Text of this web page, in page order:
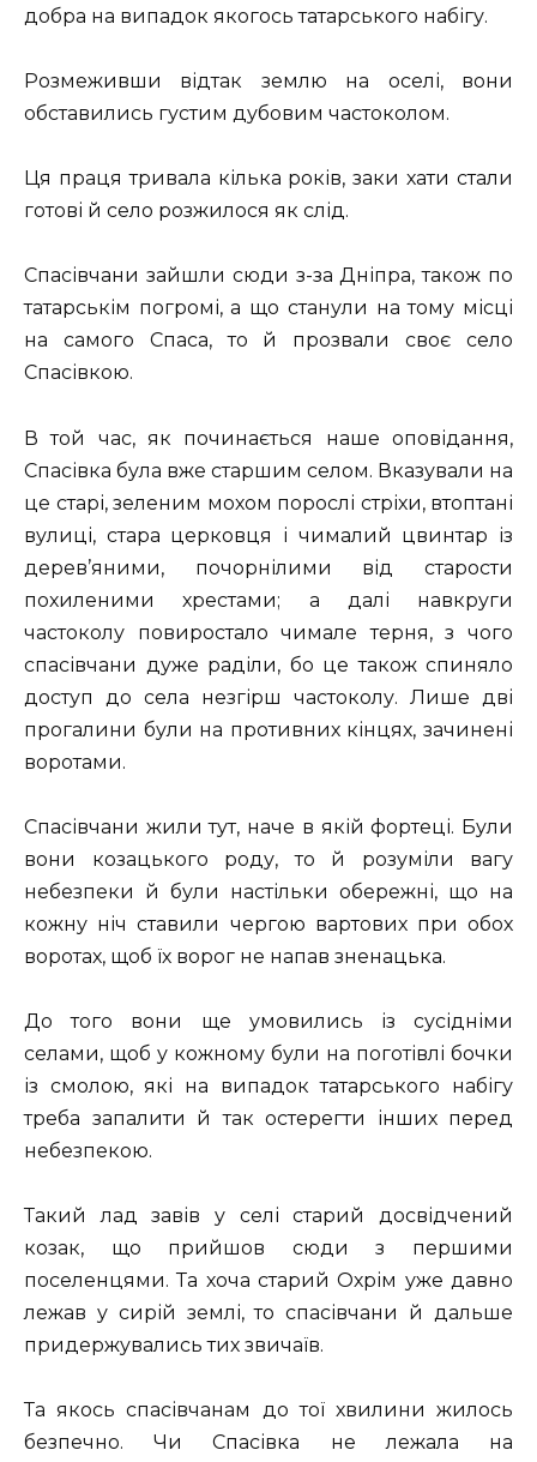
добра на випадок якогось татарського набігу.
Розмеживши відтак землю на оселі, вони
обставились густим дубовим частоколом.
Ця праця тривала кілька років, заки хати стали
готові й село розжилося як слід.
Спасівчани зайшли сюди з-за Дніпра, також по
татарськім погромі, а що станули на тому місці
на самого Спаса, то й прозвали своє село
Спасівкою.
В той час, як починається наше оповідання,
Спасівка була вже старшим селом. Вказували на
це старі, зеленим мохом порослі стріхи, втоптані
вулиці, стара церковця і чималий цвинтар із
дерев’яними, почорнілими від старости
похиленими хрестами; а далі навкруги
частоколу повиростало чимале терня, з чого
спасівчани дуже раділи, бо це також спиняло
доступ до села незгірш частоколу. Лише дві
прогалини були на противних кінцях, зачинені
воротами.
Спасівчани жили тут, наче в якій фортеці. Були
вони козацького роду, то й розуміли вагу
небезпеки й були настільки обережні, що на
кожну ніч ставили чергою вартових при обох
воротах, щоб їх ворог не напав зненацька.
До того вони ще умовились із сусідніми
селами, щоб у кожному були на поготівлі бочки
із смолою, які на випадок татарського набігу
треба запалити й так остерегти інших перед
небезпекою.
Такий лад завів у селі старий досвідчений
козак, що прийшов сюди з першими
поселенцями. Та хоча старий Охрім уже давно
лежав у сирій землі, то спасівчани й дальше
придержувались тих звичаїв.
Та якось спасівчанам до тої хвилини жилось
безпечно. Чи Спасівка не лежала на